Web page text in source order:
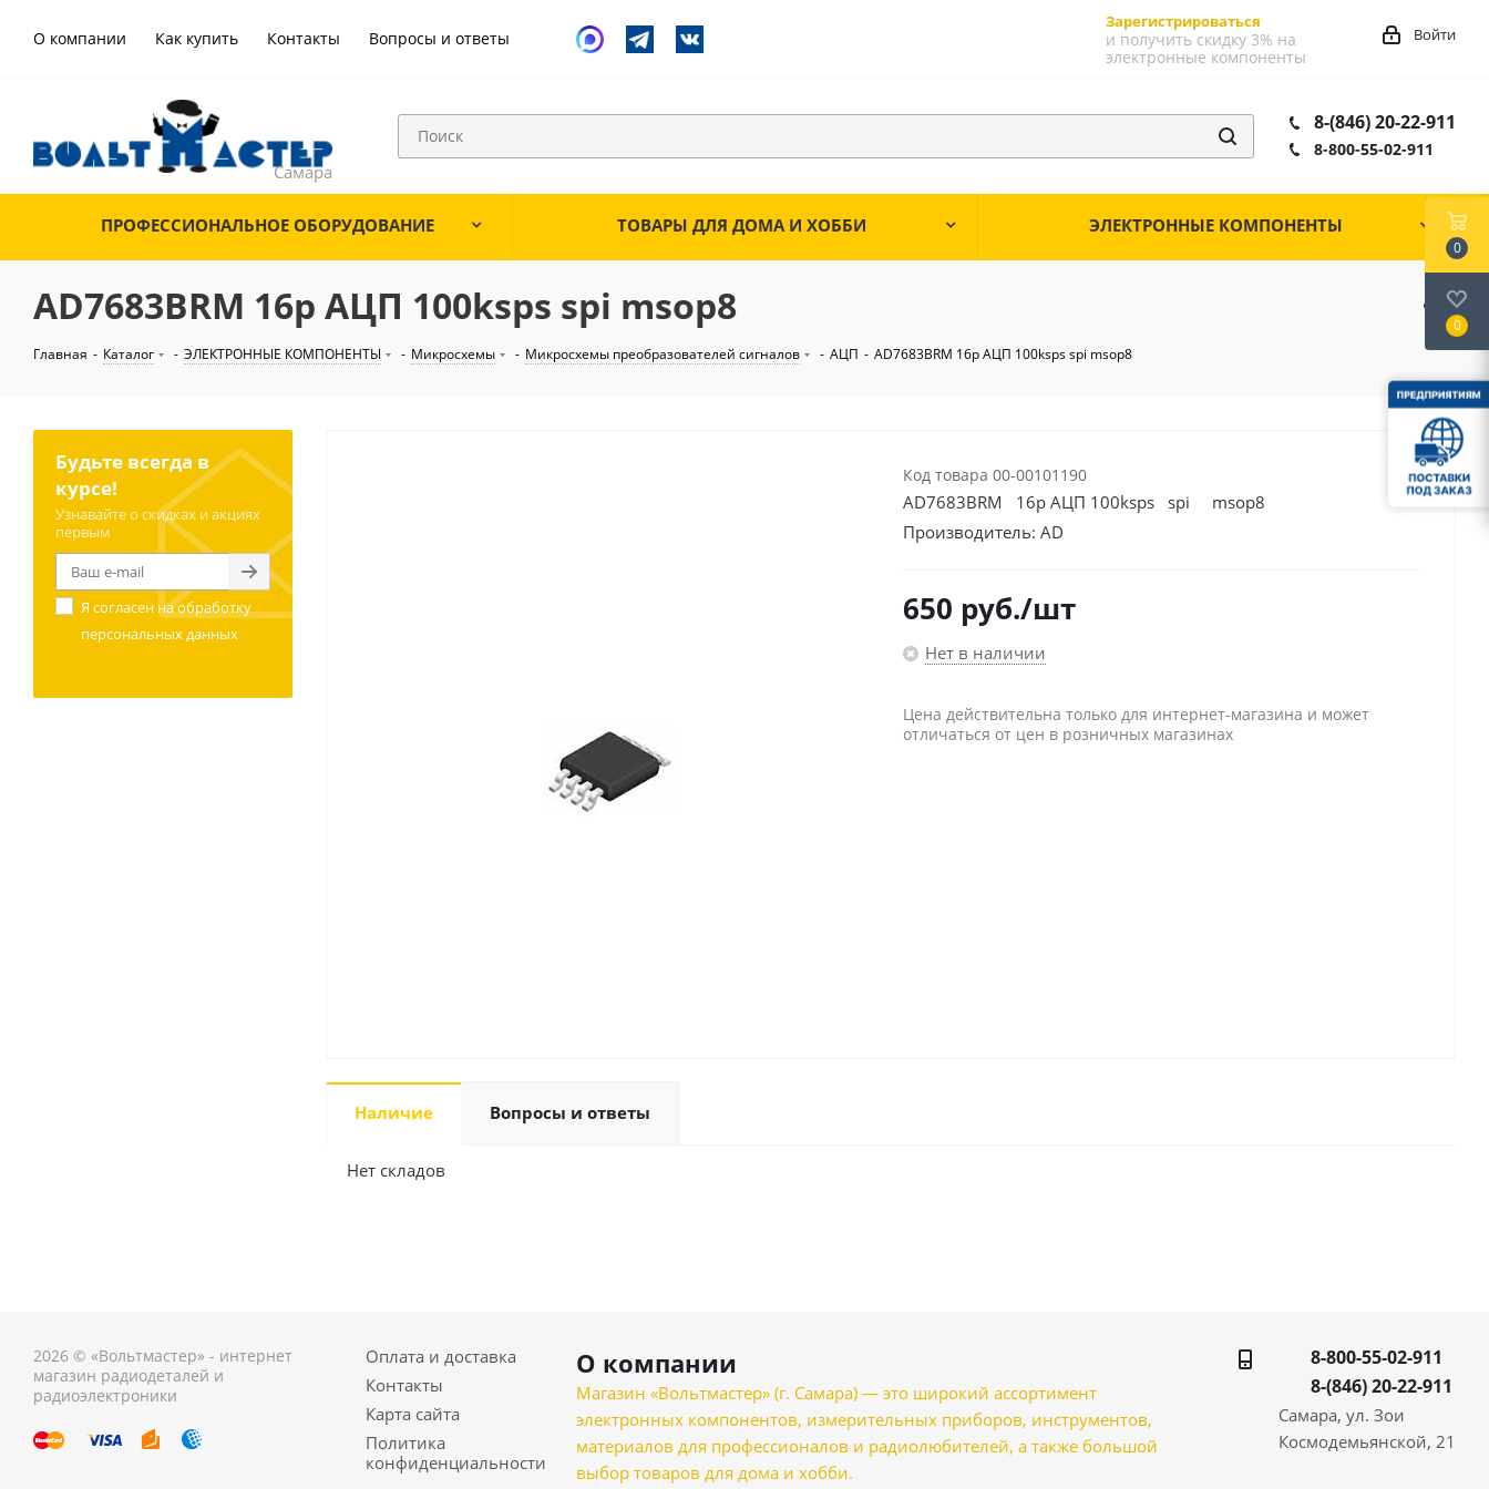
О компании Как купить Контакты Вопросы и ответы
Зарегистрироваться
и получить скидку 3% на
электронные компоненты
Войти
8-(846) 20-22-911
8-800-55-02-911
ПРОФЕССИОНАЛЬНОЕ ОБОРУДОВАНИЕ ТОВАРЫ ДЛЯ ДОМА И ХОББИ ЭЛЕКТРОННЫЕ КОМПОНЕНТЫ
AD7683BRM 16р АЦП 100ksps spi msop8
Главная - Каталог - ЭЛЕКТРОННЫЕ КОМПОНЕНТЫ - Микросхемы - Микросхемы преобразователей сигналов - АЦП - AD7683BRM 16р АЦП 100ksps spi msop8
Код товара 00-00101190
AD7683BRM 16р АЦП 100ksps spi msop8
Производитель: AD
650 руб./шт
Нет в наличии
Цена действительна только для интернет-магазина и может
отличаться от цен в розничных магазинах
Наличие Вопросы и ответы
Нет складов
Будьте всегда в
курсе!
Узнавайте о скидках и акциях
первым
Я согласен наобработку
персональных данных
2026 © «Вольтмастер» - интернет
магазин радиодеталей и
радиоэлектроники
Оплата и доставка
Контакты
Карта сайта
Политика
конфиденциальности
О компании
Магазин «Вольтмастер» (г. Самара) — это широкий ассортимент
электронных компонентов, измерительных приборов, инструментов,
материалов для профессионалов и радиолюбителей, а также большой
выбор товаров для дома и хобби.
8-800-55-02-911
8-(846) 20-22-911
Самара, ул. Зои
Космодемьянской, 21
0
0